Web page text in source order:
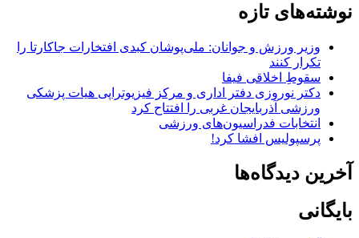
نوشته‌های تازه
وزیر ورزش و جوانان: ملی‌پوشان کبدی افتخارات جاکارتا را
تکرار کنند
سقوطِ اخلاقی فیفا
دکتر نوروزی دفتر اداری و مرکز فیزیوتراپی هیات پزشکی
ورزشی آذربایجان غربی را افتتاح کرد
انتخابات فدراسیون‌های ورزشی
پرسپولیس افشا کرد!
آخرین دیدگاه‌ها
بایگانی